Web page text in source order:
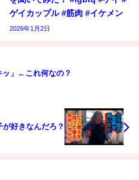
ゲイカップル #筋肉 #イケメン
2026年1月2日
ッ」←これ何なの？
が好きなんだろ？